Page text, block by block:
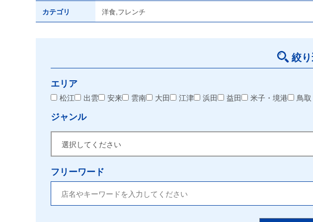
カテゴリ 洋食,フレンチ
絞
エリア
松江 出雲 安来 雲南 大田 江津 浜田 益田 米子・境港 鳥
ジャンル
フリーワード